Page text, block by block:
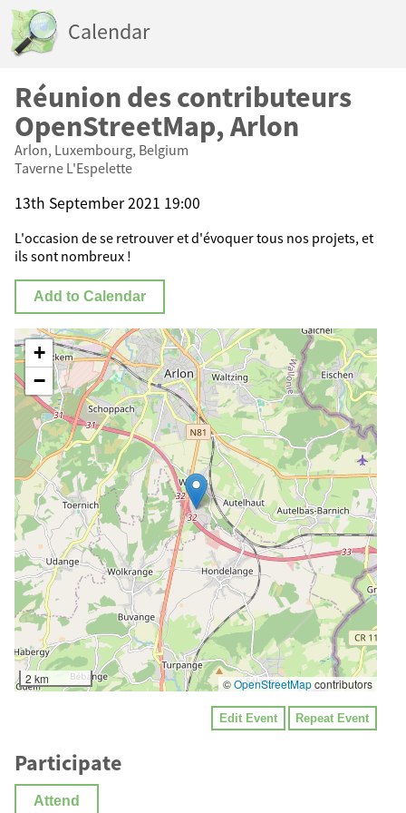
Calendar
Réunion des contributeurs
OpenStreetMap, Arlon
Arlon, Luxembourg, Belgium
Taverne L'Espelette
13th September 2021 19:00
L'occasion de se retrouver et d'évoquer tous nos projets, et
ils sont nombreux !
Add to Calendar
+
−
2 km ©OpenStreetMapcontributors
Edit Event Repeat Event
Participate
Attend